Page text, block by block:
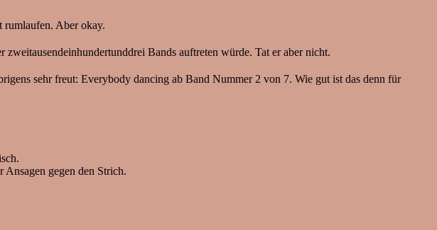
rumlaufen. Aber okay.
Bands auftreten würde. Tat er aber nicht.
sehr freut: Everybody dancing ab Band Nummer 2 von 7. Wie gut ist das denn für
gegen den Strich.